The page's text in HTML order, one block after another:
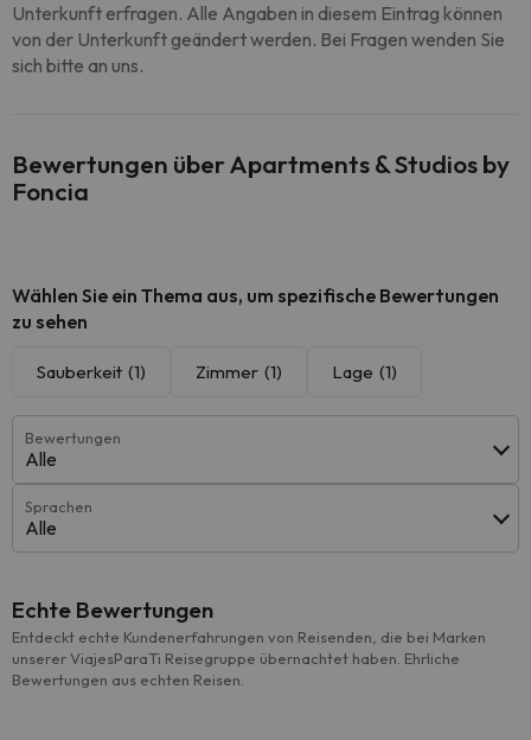
Unterkunft erfragen. Alle Angaben in diesem Eintrag können
von der Unterkunft geändert werden. Bei Fragen wenden Sie
sich bitte an uns.
Bewertungen über Apartments & Studios by
Foncia
Wählen Sie ein Thema aus, um spezifische Bewertungen
zu sehen
Sauberkeit (1) Zimmer (1) Lage (1)
Bewertungen
Alle
Sprachen
Alle
Echte Bewertungen
Entdeckt echte Kundenerfahrungen von Reisenden, die bei Marken
unserer ViajesParaTi Reisegruppe übernachtet haben. Ehrliche
Bewertungen aus echten Reisen.